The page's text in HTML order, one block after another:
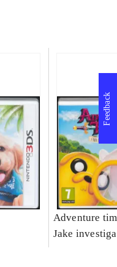
Adventure
Jake
Feedback